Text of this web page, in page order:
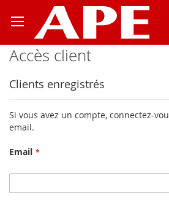
au
contenu
Accès client
Clients enregistrés
Si vous avez un compte, connectez-
email.
Email